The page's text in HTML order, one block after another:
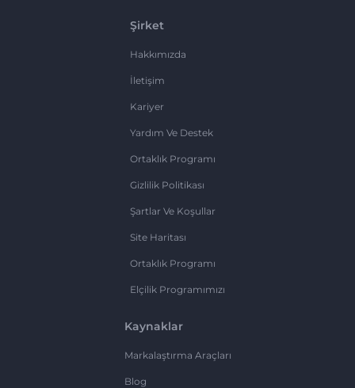
Şirket
Hakkımızda
İletişim
Kariyer
Yardım Ve Destek
Ortaklık Programı
Gizlilik Politikası
Şartlar Ve Koşullar
Site Haritası
Ortaklık Programı
Elçilik Programımızı
Kaynaklar
Markalaştırma Araçları
Blog